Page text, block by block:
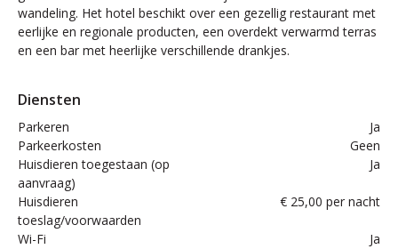
wandeling. Het hotel beschikt over een gezellig restaurant met
eerlijke en regionale producten, een overdekt verwarmd terras
en een bar met heerlijke verschillende drankjes.
Diensten
Parkeren
Ja
Parkeerkosten
Geen
Huisdieren toegestaan (op
aanvraag)
Ja
Huisdieren
toeslag/voorwaarden
€ 25,00 per nacht
Wi-Fi Ja